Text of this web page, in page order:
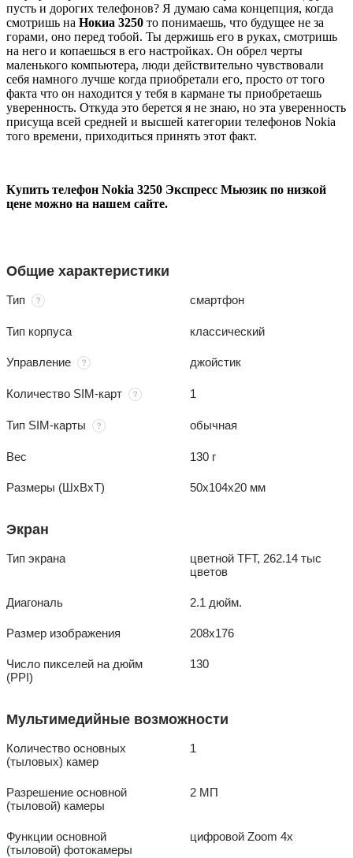
пусть и дорогих телефонов? Я думаю сама концепция, когда
смотришь на Нокиа 3250 то понимаешь, что будущее не за
горами, оно перед тобой. Ты держишь его в руках, смотришь
на него и копаешься в его настройках. Он обрел черты
маленького компьютера, люди действительно чувствовали
себя намного лучше когда приобретали его, просто от того
факта что он находится у тебя в кармане ты приобретаешь
уверенность. Откуда это берется я не знаю, но эта уверенность
присуща всей средней и высшей категории телефонов Nokia
того времени, приходиться принять этот факт.
Купить телефон Nokia 3250 Экспресс Мьюзик по низкой
цене можно на нашем сайте.
Общие характеристики
Тип смартфон
Тип корпуса классический
Управление джойстик
Количество SIM-карт 1
Тип SIM-карты обычная
Вес 130 г
Размеры (ШxВxТ) 50x104x20 мм
Экран
Тип экрана
цветной TFT, 262.14 тыс
цветов
Диагональ 2.1 дюйм.
Размер изображения 208x176
Число пикселей на дюйм
(PPI)
130
Мультимедийные возможности
Количество основных
(тыловых) камер
1
Разрешение основной
(тыловой) камеры
2 МП
Функции основной
(тыловой) фотокамеры
цифровой Zoom 4x